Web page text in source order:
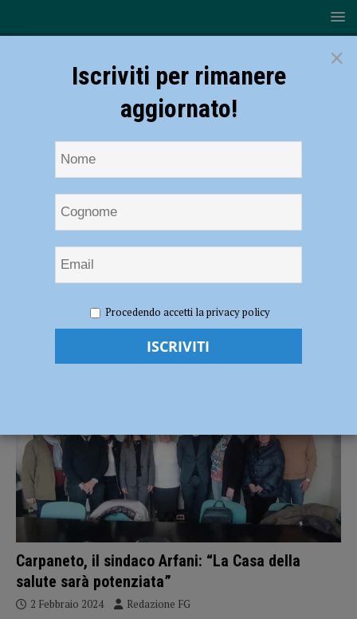
Case della Salute
Carpaneto, il sindaco Arfani: “La Casa della
salute sarà potenziata”
2 Febbraio 2024 Redazione FG
×
Iscriviti per rimanere
aggiornato!
Procedendo accetti la privacy policy